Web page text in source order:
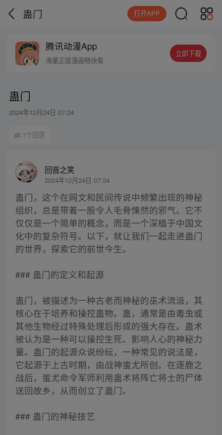
蛊门 打开APP
腾讯动漫App
海量正版漫画畅快看
立即下载
蛊门
2024年12月24日 07:34
1个回答
回音之笑
2024年12月24日 07:34
蛊门，这个在网文和民间传说中频繁出现的神秘
组织，总是带着一股令人毛骨悚然的邪气。它不
仅仅是一个简单的概念，而是一个深植于中国文
化中的复杂符号。以下，就让我们一起走进蛊门
的世界，探索它的前世今生。
### 蛊门的定义和起源
蛊门，被描述为一种古老而神秘的巫术流派，其
核心在于培养和操控蛊物。蛊，通常是由毒虫或
其他生物经过特殊处理后形成的强大存在。蛊术
被认为是一种可以操控生死、影响人心的神秘力
量。蛊门的起源众说纷纭，一种常见的说法是，
它起源于上古时期，由战神蚩尤所创。在逐鹿之
战后，蚩尤命令军师利用蛊术将阵亡将士的尸体
送回故乡，从而创立了蛊门。
### 蛊门的神秘技艺